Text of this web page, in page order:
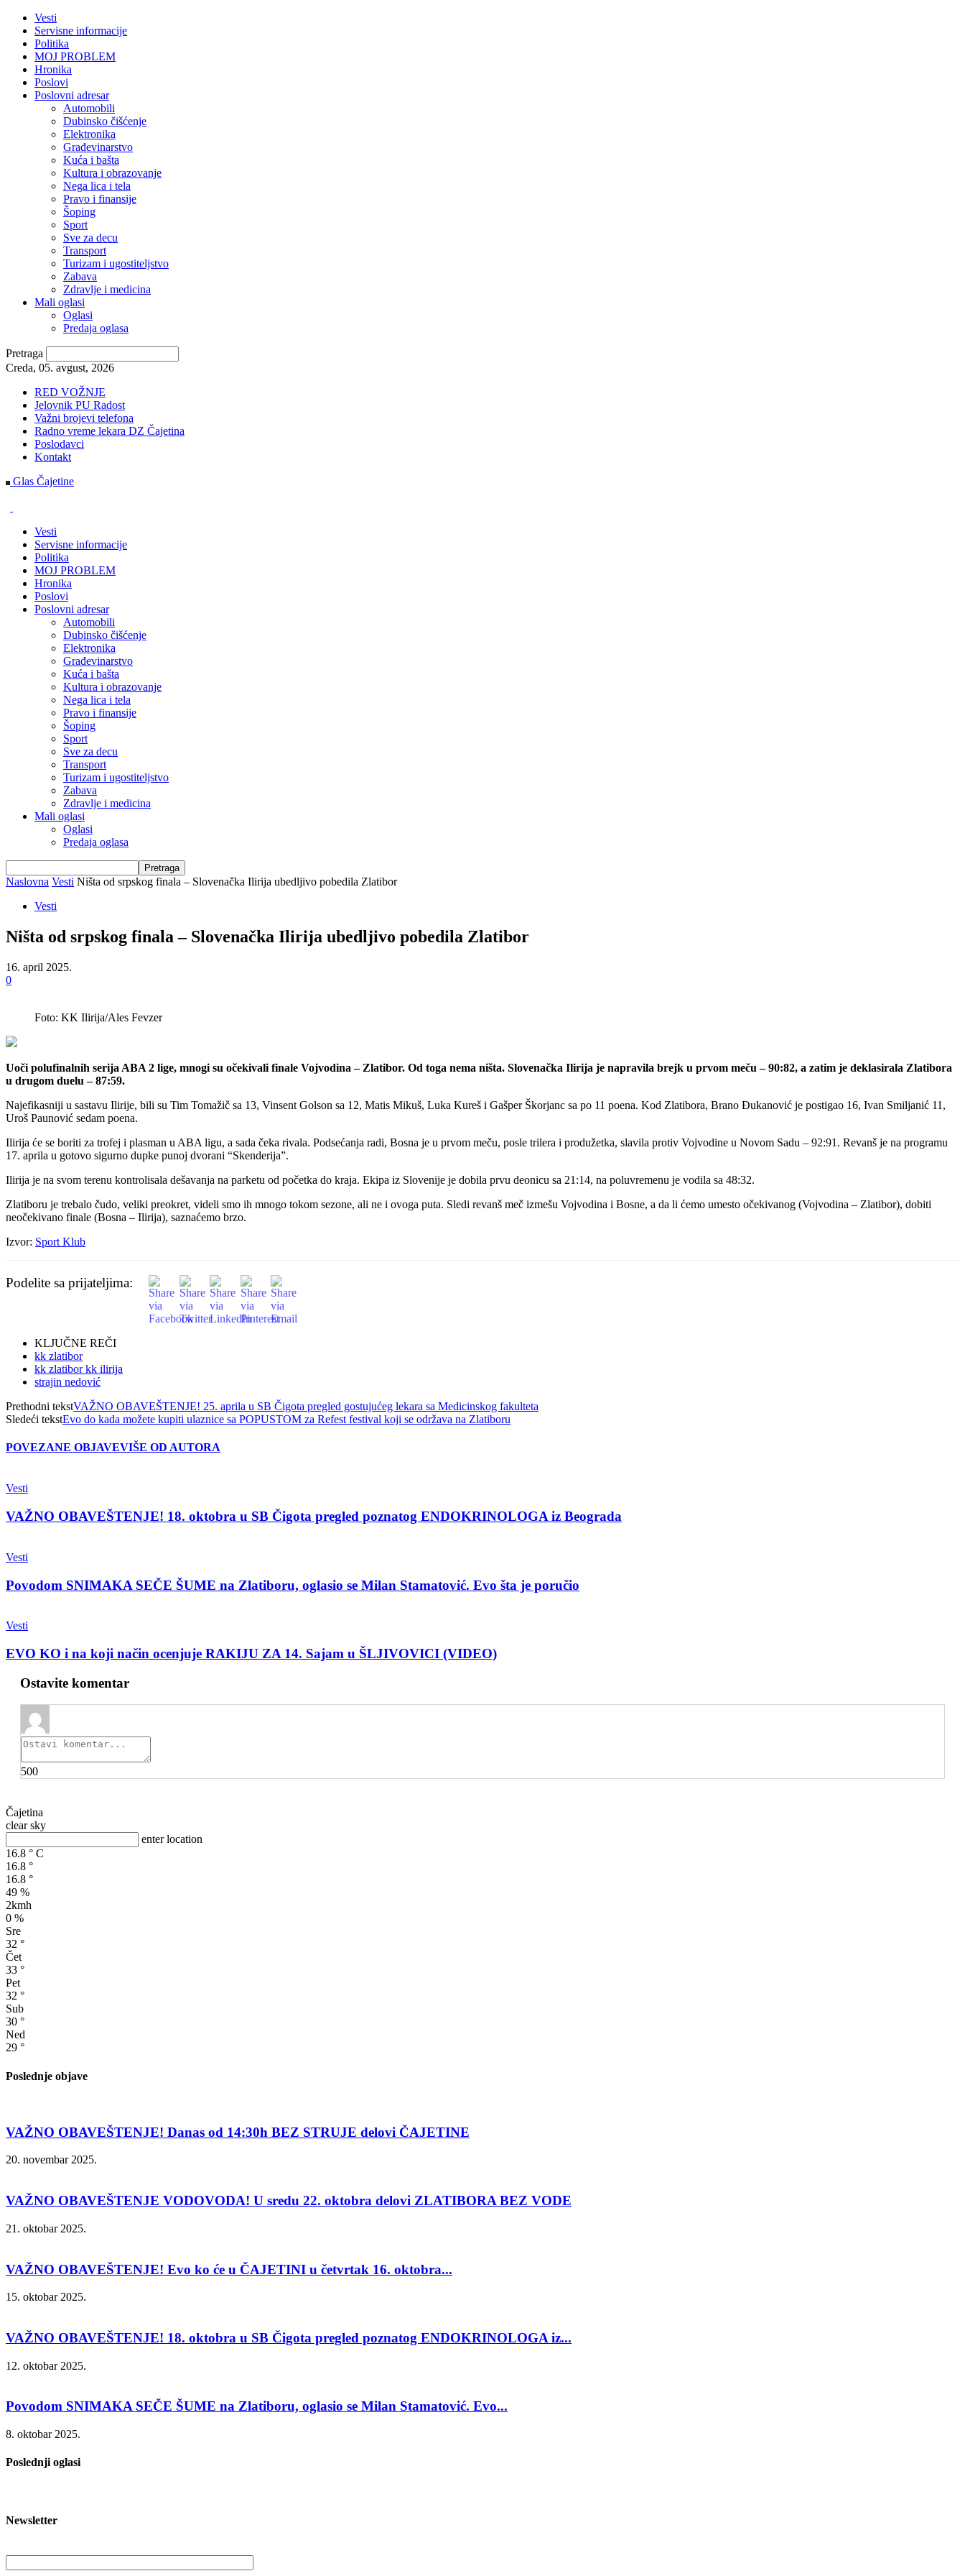
Vesti
Servisne informacije
Politika
MOJ PROBLEM
Hronika
Poslovi
Poslovni adresar
Automobili
Dubinsko čišćenje
Elektronika
Građevinarstvo
Kuća i bašta
Kultura i obrazovanje
Nega lica i tela
Pravo i finansije
Šoping
Sport
Sve za decu
Transport
Turizam i ugostiteljstvo
Zabava
Zdravlje i medicina
Mali oglasi
Oglasi
Predaja oglasa
Pretraga
Creda, 05. avgust, 2026
RED VOŽNJE
Jelovnik PU Radost
Važni brojevi telefona
Radno vreme lekara DZ Čajetina
Poslodavci
Kontakt
Glas Čajetine
Vesti
Servisne informacije
Politika
MOJ PROBLEM
Hronika
Poslovi
Poslovni adresar
Automobili
Dubinsko čišćenje
Elektronika
Građevinarstvo
Kuća i bašta
Kultura i obrazovanje
Nega lica i tela
Pravo i finansije
Šoping
Sport
Sve za decu
Transport
Turizam i ugostiteljstvo
Zabava
Zdravlje i medicina
Mali oglasi
Oglasi
Predaja oglasa
Naslovna Vesti Ništa od srpskog finala – Slovenačka Ilirija ubedljivo pobedila Zlatibor
Vesti
Ništa od srpskog finala – Slovenačka Ilirija ubedljivo pobedila Zlatibor
16. april 2025.
0
Foto: KK Ilirija/Ales Fevzer
Uoči polufinalnih serija ABA 2 lige, mnogi su očekivali finale Vojvodina – Zlatibor. Od toga nema ništa. Slovenačka Ilirija je napravila brejk u prvom meču – 90:82, a zatim je deklasirala Zlatibora
u drugom duelu – 87:59.
Najefikasniji u sastavu Ilirije, bili su Tim Tomažič sa 13, Vinsent Golson sa 12, Matis Mikuš, Luka Kureš i Gašper Škorjanc sa po 11 poena. Kod Zlatibora, Brano Đukanović je postigao 16, Ivan Smiljanić 11,
Uroš Paunović sedam poena.
Ilirija će se boriti za trofej i plasman u ABA ligu, a sada čeka rivala. Podsećanja radi, Bosna je u prvom meču, posle trilera i produžetka, slavila protiv Vojvodine u Novom Sadu – 92:91. Revanš je na programu
17. aprila u gotovo sigurno dupke punoj dvorani “Skenderija”.
Ilirija je na svom terenu kontrolisala dešavanja na parketu od početka do kraja. Ekipa iz Slovenije je dobila prvu deonicu sa 21:14, na poluvremenu je vodila sa 48:32.
Zlatiboru je trebalo čudo, veliki preokret, videli smo ih mnogo tokom sezone, ali ne i ovoga puta. Sledi revanš meč izmešu Vojvodina i Bosne, a da li ćemo umesto očekivanog (Vojvodina – Zlatibor), dobiti
neočekivano finale (Bosna – Ilirija), saznaćemo brzo.
Izvor: Sport Klub
Podelite sa prijateljima:
KLJUČNE REČI
kk zlatibor
kk zlatibor kk ilirija
strajin nedović
Prethodni tekstVAŽNO OBAVEŠTENJE! 25. aprila u SB Čigota pregled gostujućeg lekara sa Medicinskog fakulteta
Sledeći tekstEvo do kada možete kupiti ulaznice sa POPUSTOM za Refest festival koji se održava na Zlatiboru
POVEZANE OBJAVEVIŠE OD AUTORA
Vesti
VAŽNO OBAVEŠTENJE! 18. oktobra u SB Čigota pregled poznatog ENDOKRINOLOGA iz Beograda
Vesti
Povodom SNIMAKA SEČE ŠUME na Zlatiboru, oglasio se Milan Stamatović. Evo šta je poručio
Vesti
EVO KO i na koji način ocenjuje RAKIJU ZA 14. Sajam u ŠLJIVOVICI (VIDEO)
Ostavite komentar
500
Čajetina
clear sky
enter location
16.8 ° C
16.8 °
16.8 °
49 %
2kmh
0 %
Sre
32 °
Čet
33 °
Pet
32 °
Sub
30 °
Ned
29 °
Poslednje objave
VAŽNO OBAVEŠTENJE! Danas od 14:30h BEZ STRUJE delovi ČAJETINE
20. novembar 2025.
VAŽNO OBAVEŠTENJE VODOVODA! U sredu 22. oktobra delovi ZLATIBORA BEZ VODE
21. oktobar 2025.
VAŽNO OBAVEŠTENJE! Evo ko će u ČAJETINI u četvrtak 16. oktobra...
15. oktobar 2025.
VAŽNO OBAVEŠTENJE! 18. oktobra u SB Čigota pregled poznatog ENDOKRINOLOGA iz...
12. oktobar 2025.
Povodom SNIMAKA SEČE ŠUME na Zlatiboru, oglasio se Milan Stamatović. Evo...
8. oktobar 2025.
Poslednji oglasi
Newsletter